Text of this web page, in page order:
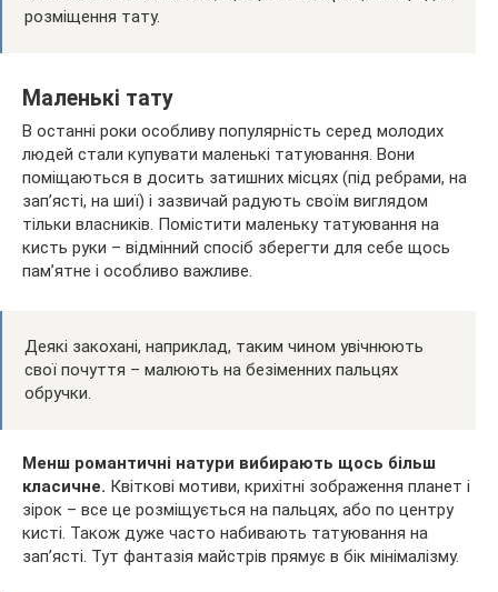
розміщення тату.
Маленькі тату
В останні роки особливу популярність серед молодих
людей стали купувати маленькі татуювання. Вони
поміщаються в досить затишних місцях (під ребрами, на
зап’ясті, на шиї) і зазвичай радують своїм виглядом
тільки власників. Помістити маленьку татуювання на
кисть руки – відмінний спосіб зберегти для себе щось
пам’ятне і особливо важливе.
Деякі закохані, наприклад, таким чином увічнюють
свої почуття – малюють на безіменних пальцях
обручки.
Менш романтичні натури вибирають щось більш
класичне. Квіткові мотиви, крихітні зображення планет і
зірок – все це розміщується на пальцях, або по центру
кисті. Також дуже часто набивають татуювання на
зап’ясті. Тут фантазія майстрів прямує в бік мінімалізму.